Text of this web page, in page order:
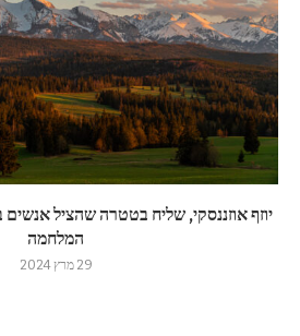
יוזף אוזננסקי, שליח בטטרה שהציל
המלחמה
29 מרץ 2024